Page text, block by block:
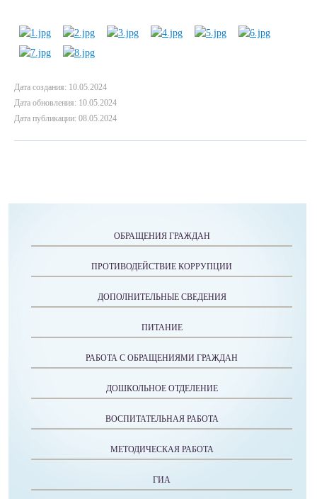
Дата создания: 10.05.2024
Дата обновления: 10.05.2024
Дата публикации: 08.05.2024
ОБРАЩЕНИЯ ГРАЖДАН
ПРОТИВОДЕЙСТВИЕ КОРРУПЦИИ
ДОПОЛНИТЕЛЬНЫЕ СВЕДЕНИЯ
ПИТАНИЕ
РАБОТА С ОБРАЩЕНИЯМИ ГРАЖДАН
ДОШКОЛЬНОЕ ОТДЕЛЕНИЕ
ВОСПИТАТЕЛЬНАЯ РАБОТА
МЕТОДИЧЕСКАЯ РАБОТА
ГИА